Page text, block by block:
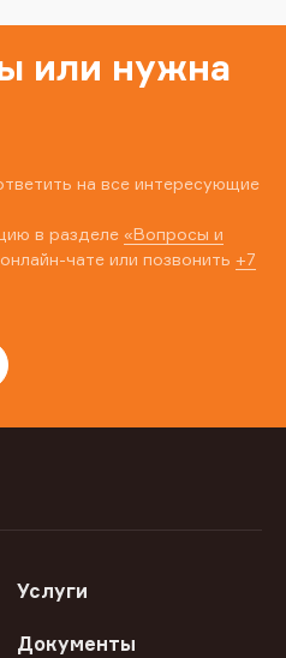
или нужна
на все интересующие
в разделе «Вопросы и
чате или позвонить +7
Услуги
Документы